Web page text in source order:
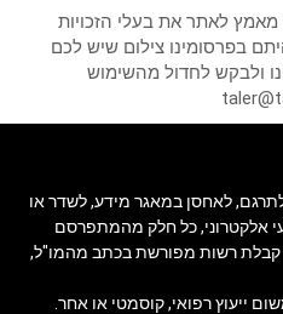
מאמץ לאתר את בעלי הזכויות
בפרסומינו צילום שיש לכם
ולבקש לחדול מהשימוש
לאחסן במאגר מידע, לשדר או
אלקטרוני, כל חלק מהמתפרסם
קבלת רשות מפורשת בכתב מהמו"ל,
ייעוץ רפואי, קוסמטי או אחר.